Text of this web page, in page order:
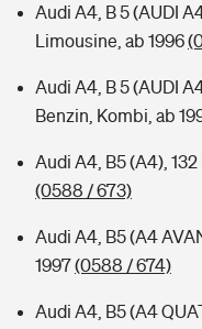
Audi A4, B 5 (AUDI
Limousine, ab 1996
Audi A4, B 5 (AUDI
Benzin, Kombi, ab
Audi A4, B5 (A4),
(0588 / 673)
Audi A4, B5 (A4
1997(0588 / 674)
Audi A4, B5 (A4